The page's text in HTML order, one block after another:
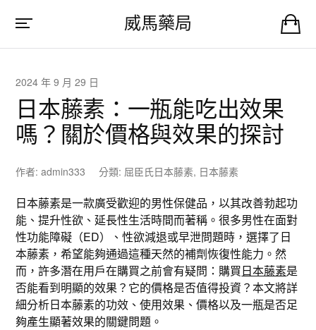
威馬藥局
2024 年 9 月 29 日
日本藤素：一瓶能吃出效果
嗎？關於價格與效果的探討
作者:admin333 分類: 屈臣氏日本藤素, 日本藤素
日本藤素是一款廣受歡迎的男性保健品，以其改善勃起功
能、提升性欲、延長性生活時間而著稱。很多男性在面對
性功能障礙（ED）、性欲減退或早泄問題時，選擇了日
本藤素，希望能夠通過這種天然的補劑恢復性能力。然
而，許多潛在用戶在購買之前會有疑問：購買日本藤素是
否能看到明顯的效果？它的價格是否值得投資？本文將詳
細分析日本藤素的功效、使用效果、價格以及一瓶是否足
夠產生顯著效果的關鍵問題。